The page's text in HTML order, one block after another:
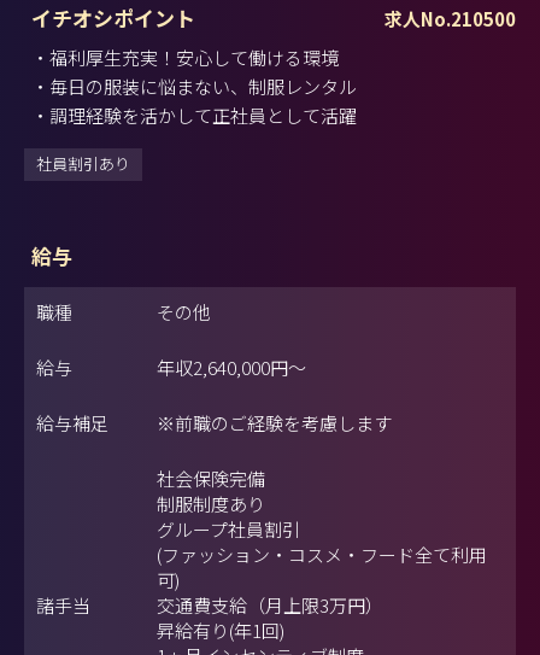
求人No.210500
イチオシポイント
・福利厚生充実！安心して働ける環境
・毎日の服装に悩まない、制服レンタル
・調理経験を活かして正社員として活躍
社員割引あり
給与
職種 その他
給与 年収2,640,000円～
給与補足 ※前職のご経験を考慮します
諸手当
社会保険完備
制服制度あり
グループ社員割引
(ファッション・コスメ・フード全て利用
可)
交通費支給（月上限3万円）
昇給有り(年1回)